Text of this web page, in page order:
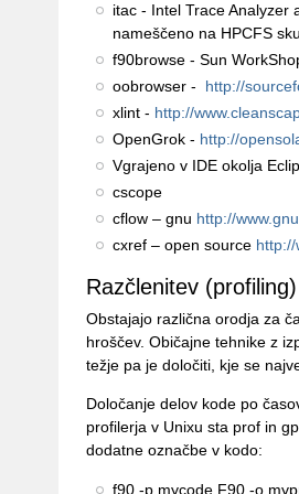
itac - Intel Trace Analyzer
nameščeno na HPCFS
f90browse - Sun
oobrowser - http://
xlint - http://
OpenGrok - http://
Vgrajeno v IDE okolja
cscope
cflow – gnu http://
cxref – open source
Razčlenitev (profiling)
Obstajajo različna orodja za
hroščev. Običajne tehnike z
težje pa je določiti, kje se
Določanje delov kode po
profilerja v Unixu sta prof in
dodatne označbe v kodo:
f90 -p mycode.F90 -o